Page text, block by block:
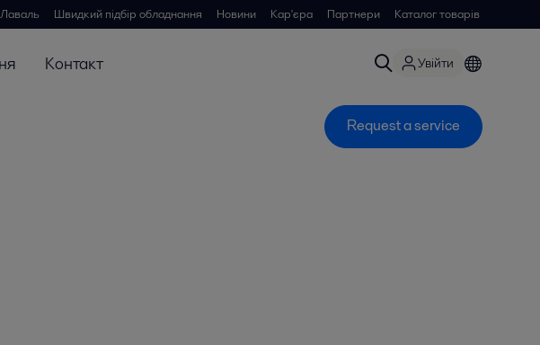
Швидкий підбір обладнання Новини Кар'єра Партнери Каталог товарів
Контакт Увійти
Request a service